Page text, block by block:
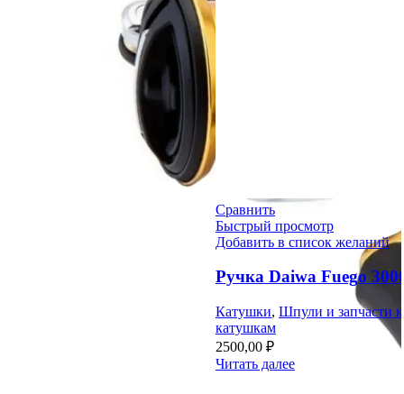
Сравнить
Быстрый просмотр
Добавить в список желаний
Ручка Daiwa Fuego
Катушки, Шпули и запчасти к
катушкам
2500,00 ₽
Читать далее